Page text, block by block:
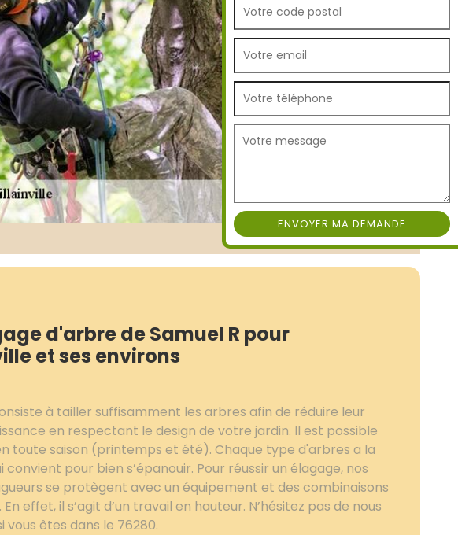
d'arbre de Samuel R pour
et ses environs
à tailler suffisamment les arbres afin de réduire leur
en respectant le design de votre jardin. Il est possible
toute saison (printemps et été). Chaque type d'arbres a la
convient pour bien s’épanouir. Pour réussir un élagage, nos
se protègent avec un équipement et des combinaisons
effet, il s’agit d’un travail en hauteur. N’hésitez pas de nous
êtes dans le 76280.